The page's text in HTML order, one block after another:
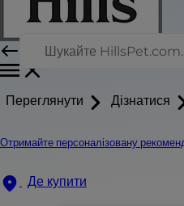
Переглянути Дізнатися
Отримайте персоналізовану
Де купити